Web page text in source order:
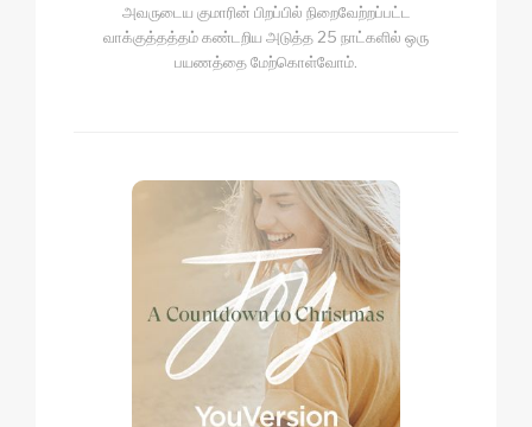
அவருடைய குமாரின் பிறப்பில் நிறைவேற்றப்பட்ட
வாக்குத்தத்தம் கண்டறிய அடுத்த 25 நாட்களில் ஒரு
பயணத்தை மேற்கொள்வோம்.